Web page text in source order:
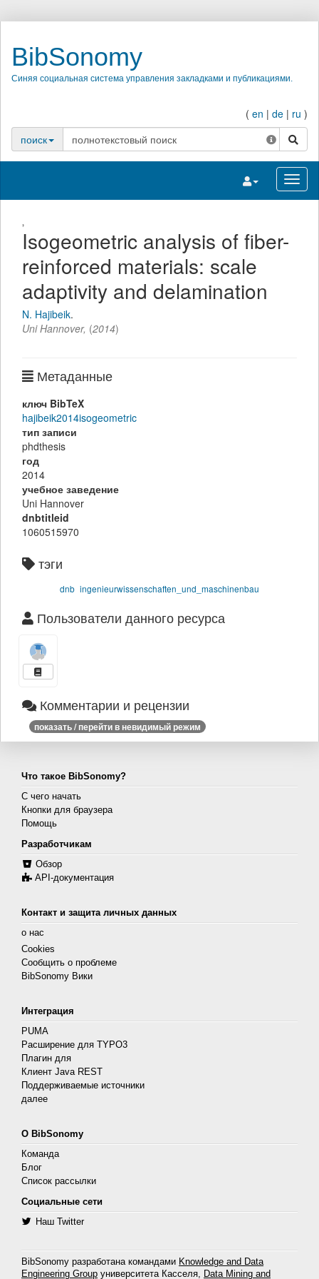
BibSonomy
Синяя социальная система управления закладками и публикациями.
( en | de | ru )
поиск
поиск
Переключить
,
Isogeometric analysis of fiber-
reinforced materials: scale
adaptivity and delamination
N. Hajibeik.
Uni Hannover, (2014)
Метаданные
ключ BibTeX
hajibeik2014isogeometric
тип записи
phdthesis
год
2014
учебное заведение
Uni Hannover
dnbtitleid
1060515970
тэги
dnb ingenieurwissenschaften_und_maschinenbau
Пользователи данного ресурса
Комментарии и рецензии
показать / перейти в невидимый режим
Что такое BibSonomy?
С чего начать
Кнопки для браузера
Помощь
Разработчикам
Обзор
API-документация
Контакт и защита личных данных
о нас
Cookies
Сообщить о проблеме
BibSonomy Вики
Интеграция
PUMA
Расширение для TYPO3
Плагин для
Клиент Java REST
Поддерживаемые источники
далее
О BibSonomy
Команда
Блог
Список рассылки
Социальные сети
Наш Twitter
BibSonomy разработана командами Knowledge and Data
Engineering Group университета Касселя, Data Mining and